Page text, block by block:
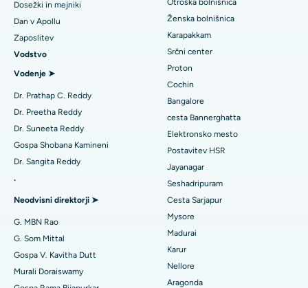
Poiščite urologa
Poiščite diabetologa
Poiščite ginekologa
Poiščite splošnega zdravnika
Poiščite psihologa
Najboljša bolnišnica na cesti Kovai, Karur
Najboljša bolnišnica v Karapakkamu v Chennaiju
Najboljša bolnišnica v Arilovi, Vizag
Najboljša bolnišnica na cesti Kanpur v Lucknowu
Najboljša bolnišnica v sektorju 26 v Noidi
Najboljša bolnišnica v Gandhinagarju v Ahmedabadu
Najboljša bolnišnica v Aragondi, Andhra Pradesh
Najboljša bolnišnica na cesti Bannerghatta v Bangaloreju
Najboljša bolnišnica v enoti 15 v Bhubaneswarju
Najboljša bolnišnica na cesti Seepat v Bilaspurju
Zamenjava aortalnega ventila transkatetra
Popravilo ventila MitraClip
Minimalno invazivna srčna kirurgija
Ablacija katetra
Zamenjava obrnjenih ramen
Embolizacija maternične arterije
Kirurgija raka dojk
Dosežki in mejniki
Dan v Apollu
Zaposlitev
Vodstvo
Vodenje ➤
Dr. Prathap C. Reddy
Dr. Preetha Reddy
Dr. Suneeta Reddy
Gospa Shobana Kamineni
Dr. Sangita Reddy
.
Neodvisni direktorji ➤
G. MBN Rao
G. Som Mittal
Gospa V. Kavitha Dutt
Murali Doraiswamy
Otroška bolnišnica
Ženska bolnišnica
Karapakkam
Srčni center
Proton
Cochin
Bangalore
cesta Bannerghatta
Elektronsko mesto
Postavitev HSR
Jayanagar
Seshadripuram
Cesta Sarjapur
Mysore
Madurai
Karur
Nellore
Aragonda